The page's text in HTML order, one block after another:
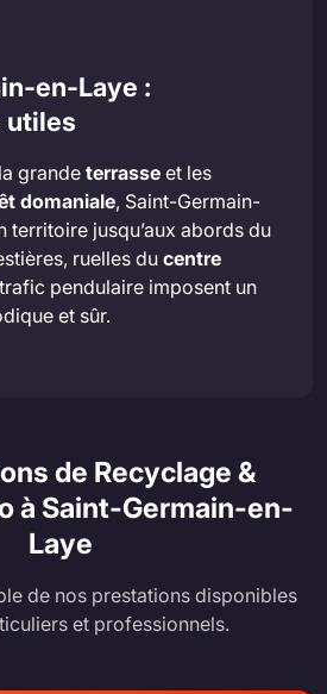
en-Laye :
utiles
grandeterrasse et les
domaniale, Saint-Germain-
territoire jusqu’aux abords du
ruelles du centre
pendulaire imposent un
et sûr.
de Recyclage &
à Saint-Germain-en-
Laye
de nos prestations disponibles
et professionnels.